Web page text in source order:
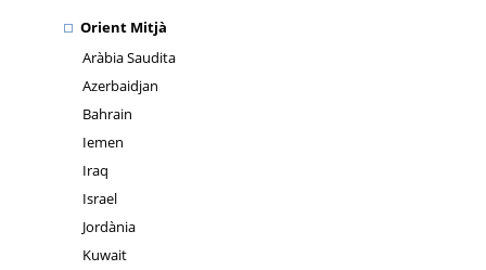
Orient Mitjà
Aràbia Saudita
Azerbaidjan
Bahrain
Iemen
Iraq
Israel
Jordània
Kuwait